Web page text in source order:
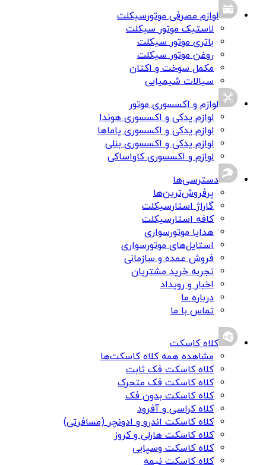
لوازم مصرفی موتورسیکلت
لاستیک موتور سیکلت
باتری موتور سیکلت
روغن موتور سیکلت
مکمل سوخت و اکتان
سیالات شیمیایی
لوازم و اکسسوری موتور
لوازم یدکی و اکسسوری هوندا
لوازم یدکی و اکسسوری یاماها
لوازم یدکی و اکسسوری بنلی
لوازم و اکسسوری کاواساکی
دسترسی‌ها
پرفروش‌ترین‌ها
گاراژ استارسیکلت
کافه استارسیکلت
هدایا موتورسواری
استایل‌های موتورسواری
فروش عمده و سازمانی
تجربه خرید مشتریان
اخبار و رویداد
درباره ما
تماس با ما
کلاه کاسکت
مشاهده همه کلاه کاسکت‌ها
کلاه کاسکت فک ثابت
کلاه کاسکت فک متحرک
کلاه کاسکت بدون فک
کلاه کراسی و آفرود
کلاه کاسکت اندرو و ادونچر (مسافرتی)
کلاه کاسکت هارلی و کروز
کلاه کاسکت وسپایی
کلاه کاسکت نیمه